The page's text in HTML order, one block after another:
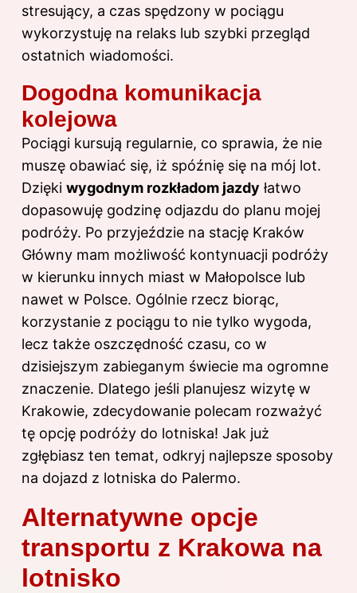
stresujący, a czas spędzony w pociągu
wykorzystuję na relaks lub szybki przegląd
ostatnich wiadomości.
Dogodna komunikacja
kolejowa
Pociągi kursują regularnie, co sprawia, że nie
muszę obawiać się, iż spóźnię się na mój lot.
Dzięki wygodnym rozkładom jazdy łatwo
dopasowuję godzinę odjazdu do planu mojej
podróży. Po przyjeździe na stację Kraków
Główny mam możliwość kontynuacji podróży
w kierunku innych miast w Małopolsce lub
nawet w Polsce. Ogólnie rzecz biorąc,
korzystanie z pociągu to nie tylko wygoda,
lecz także oszczędność czasu, co w
dzisiejszym zabieganym świecie ma ogromne
znaczenie. Dlatego jeśli planujesz wizytę w
Krakowie, zdecydowanie polecam rozważyć
tę opcję podróży do lotniska! Jak już
zgłębiasz ten temat, odkryj najlepsze sposoby
na dojazd z lotniska do Palermo.
Alternatywne opcje
transportu z Krakowa na
lotnisko